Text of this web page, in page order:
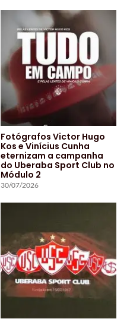
Fotógrafos Victor Hugo
Kos e Vinícius Cunha
eternizam a campanha
do Uberaba Sport Club no
Módulo 2
30/07/2026